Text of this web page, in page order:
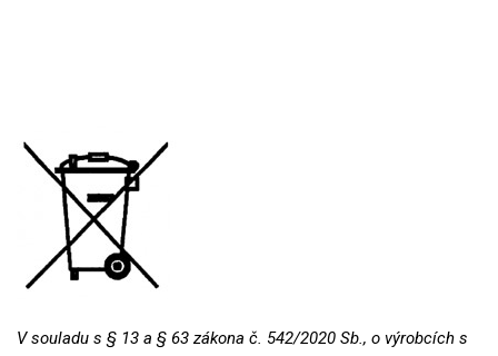
V souladu s § 13 a § 63 zákona č. 542/2020 Sb., o výrobcích s